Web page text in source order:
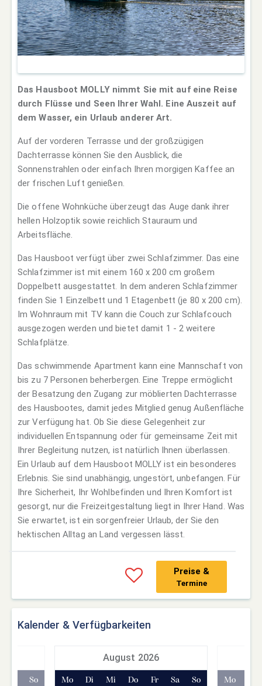
Das Hausboot MOLLY nimmt Sie mit auf eine Reise
durch Flüsse und Seen Ihrer Wahl. Eine Auszeit auf
dem Wasser, ein Urlaub anderer Art.
Auf der vorderen Terrasse und der großzügigen
Dachterrasse können Sie den Ausblick, die
Sonnenstrahlen oder einfach Ihren morgigen Kaffee an
der frischen Luft genießen.
Die offene Wohnküche überzeugt das Auge dank ihrer
hellen Holzoptik sowie reichlich Stauraum und
Arbeitsfläche.
Das Hausboot verfügt über zwei Schlafzimmer. Das eine
Schlafzimmer ist mit einem 160 x 200 cm großem
Doppelbett ausgestattet. In dem anderen Schlafzimmer
finden Sie 1 Einzelbett und 1 Etagenbett (je 80 x 200 cm).
Im Wohnraum mit TV kann die Couch zur Schlafcouch
ausgezogen werden und bietet damit 1 - 2 weitere
Schlafplätze.
Das schwimmende Apartment kann eine Mannschaft von
bis zu 7 Personen beherbergen. Eine Treppe ermöglicht
der Besatzung den Zugang zur möblierten Dachterrasse
des Hausbootes, damit jedes Mitglied genug Außenfläche
zur Verfügung hat. Ob Sie diese Gelegenheit zur
individuellen Entspannung oder für gemeinsame Zeit mit
Ihrer Begleitung nutzen, ist natürlich Ihnen überlassen.
Ein Urlaub auf dem Hausboot MOLLY ist ein besonderes
Erlebnis. Sie sind unabhängig, ungestört, unbefangen. Für
Ihre Sicherheit, Ihr Wohlbefinden und Ihren Komfort ist
gesorgt, nur die Freizeitgestaltung liegt in Ihrer Hand. Was
Sie erwartet, ist ein sorgenfreier Urlaub, der Sie den
hektischen Alltag an Land vergessen lässt.
Preise &
Termine
Kalender & Verfügbarkeiten
So
August 2026
Mo Di Mi Do Fr Sa So Mo